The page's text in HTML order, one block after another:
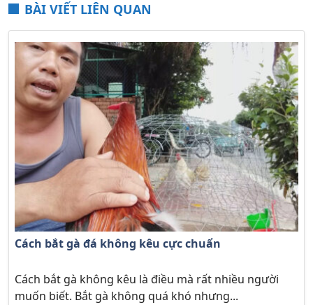
BÀI VIẾT LIÊN QUAN
Cách bắt gà đá không kêu cực chuẩn
Cách bắt gà không kêu là điều mà rất nhiều người
muốn biết. Bắt gà không quá khó nhưng...